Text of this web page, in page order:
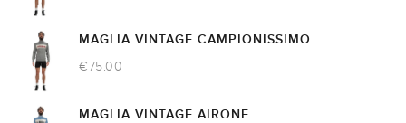
MAGLIA VINTAGE CAMPIONISSIMO
€75.00
MAGLIA VINTAGE AIRONE